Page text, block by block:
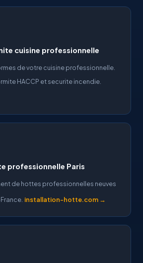
cuisine professionnelle
de votre cuisine professionnelle.
HACCP et securite incendie.
professionnelle Paris
de hottes professionnelles neuves
installation-hotte.com →